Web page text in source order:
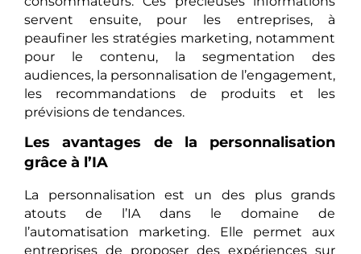
servent ensuite, pour les entreprises, à
peaufiner les stratégies marketing, notamment
pour le contenu, la segmentation des
audiences, la personnalisation de l’engagement,
les recommandations de produits et les
prévisions de tendances.
Les avantages de la personnalisation
grâce à l’IA
La personnalisation est un des plus grands
atouts de l’IA dans le domaine de
l’automatisation marketing. Elle permet aux
entreprises de proposer des expériences sur